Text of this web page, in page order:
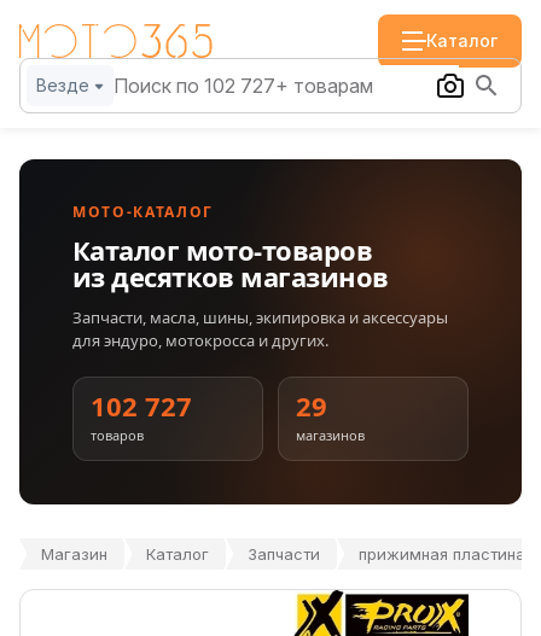
Каталог
Везде
МОТО-КАТАЛОГ
Каталог мото-товаров
из десятков магазинов
Запчасти, масла, шины, экипировка и аксессуары
для эндуро, мотокросса и других.
102 727
товаров
29
магазинов
Магазин Каталог Запчасти прижимная пластина